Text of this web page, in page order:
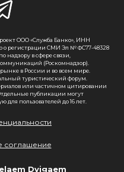
ООО «Служба Банко», ИНН
о регистрации СМИ Эл № ФС77-48328
надзору в сфере связи,
(Роскомнадзор).
в России и во всем мире.
туристический форум.
или частичном цитировании
публикации могут
пользователей до 16 лет.
соглашение
Dvigaem